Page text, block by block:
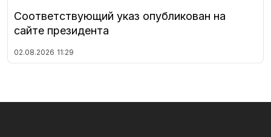
Соответствующий указ опубликован на
сайте президента
02.08.2026 11:29